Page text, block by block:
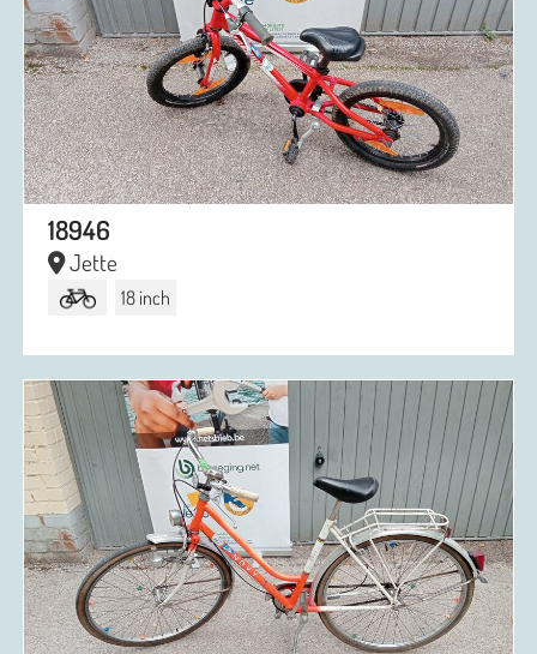
18946
Jette
18 inch